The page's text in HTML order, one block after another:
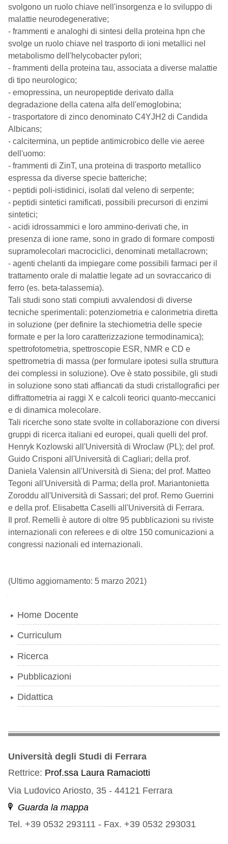
svolgono un ruolo chiave nell'insorgenza e lo sviluppo di
malattie neurodegenerative;
- frammenti e analoghi di sintesi della proteina hpn che
svolge un ruolo chiave nel trasporto di ioni metallici nel
metabolismo dell'helycobacter pylori;
- frammenti della proteina tau, associata a diverse malattie
di tipo neurologico;
- emopressina, un neuropeptide derivato dalla
degradazione della catena alfa dell'emoglobina;
- trasportatore di zinco denominato C4YJH2 di Candida
Albicans;
- calcitermina, un peptide antimicrobico delle vie aeree
dell'uomo:
- frammenti di ZinT, una proteina di trasporto metallico
espressa da diverse specie batteriche;
- peptidi poli-istidinici, isolati dal veleno di serpente;
- peptidi sintetici ramificati, possibili precursori di enzimi
sintetici;
- acidi idrossammici e loro ammino-derivati che, in
presenza di ione rame, sono in grado di formare composti
supramolecolari macrociclici, denominati metallacrown;
- agenti chelanti da impiegare come possibili farmaci per il
trattamento orale di malattie legate ad un sovraccarico di
ferro (es. beta-talassemia).
Tali studi sono stati compiuti avvalendosi di diverse
tecniche sperimentali: potenziometria e calorimetria diretta
in soluzione (per definire la stechiometria delle specie
formate e per la loro caratterizzazione termodinamica);
spettrofotometria, spettroscopie ESR, NMR e CD e
spettrometria di massa (per formulare ipotesi sulla struttura
dei complessi in soluzione). Ove è stato possibile, gli studi
in soluzione sono stati affiancati da studi cristallografici per
diffrattometria ai raggi X e calcoli teorici quanto-meccanici
e di dinamica molecolare.
Tali ricerche sono state svolte in collaborazione con diversi
gruppi di ricerca italiani ed europei, quali quelli del prof.
Henryk Kozlowski all'Università di Wroclaw (PL); del prof.
Guido Crisponi all'Università di Cagliari; della prof.
Daniela Valensin all'Università di Siena; del prof. Matteo
Tegoni all'Università di Parma; della prof. Mariantonietta
Zoroddu all'Università di Sassari; del prof. Remo Guerrini
e della prof. Elisabetta Caselli all'Università di Ferrara.
Il prof. Remelli è autore di oltre 95 pubblicazioni su riviste
internazionali con referees e di oltre 150 comunicazioni a
congressi nazionali ed internazionali.
(Ultimo aggiornamento: 5 marzo 2021)
Home Docente
Curriculum
Ricerca
Pubblicazioni
Didattica
Università degli Studi di Ferrara
Rettrice: Prof.ssa Laura Ramaciotti
Via Ludovico Ariosto, 35 - 44121 Ferrara
Guarda la mappa
Tel. +39 0532 293111 - Fax. +39 0532 293031